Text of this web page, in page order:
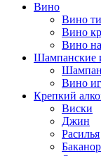
Вино
Вино
Вино
Вино
Шампанские
Вино
Крепкий
Виски
Джин
Расилья